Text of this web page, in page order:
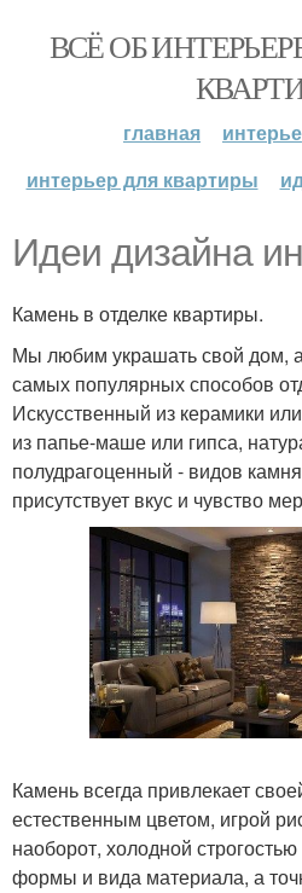
ВСЁ ОБ
главная
интерьер для квартиры
Идеи дизайна
Камень в отделке квартиры.
Мы любим украшать свой дом,
самых популярных способов
Искусственный из керамики
из папье-маше или гипса,
полудрагоценный - видов
присутствует вкус и чувство
Камень всегда привлекает
естественным цветом, игрой
наоборот, холодной
формы и вида материала, а